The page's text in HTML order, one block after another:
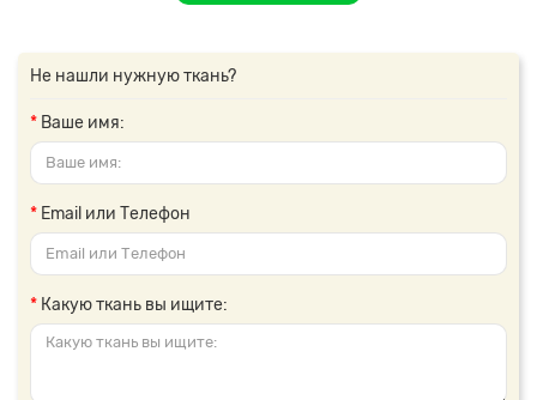
Не нашли нужную ткань?
Ваше имя:
Email или Телефон
Какую ткань вы ищите: